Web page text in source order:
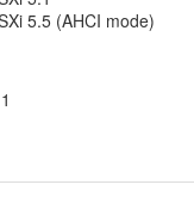
5.5 (AHCI mode)